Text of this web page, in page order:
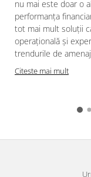
nu mai este doar o
performanța
tot mai mult soluții
operațională și
trendurile de
Citeste mai mult